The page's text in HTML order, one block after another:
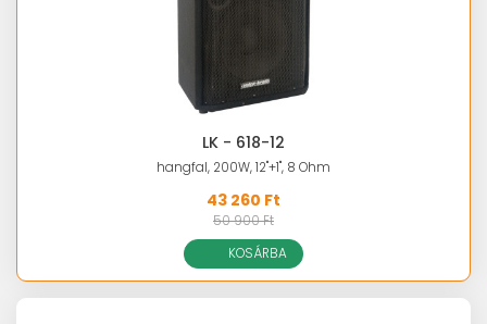
LK - 618-12
hangfal, 200W, 12"+1", 8 Ohm
43 260 Ft
50 900 Ft
KOSÁRBA